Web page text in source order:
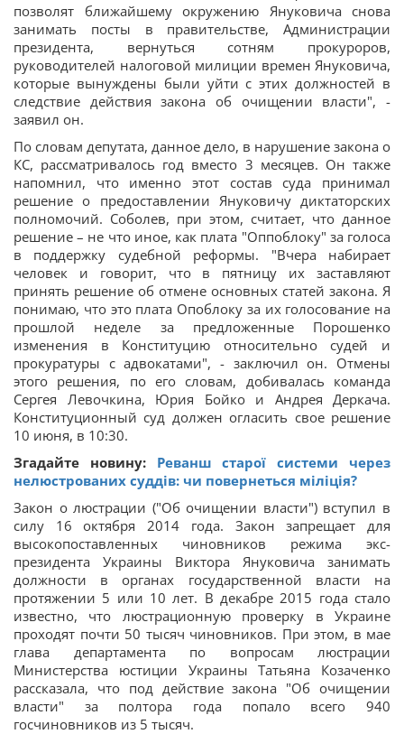
позволят ближайшему окружению Януковича снова
занимать посты в правительстве, Администрации
президента, вернуться сотням прокуроров,
руководителей налоговой милиции времен Януковича,
которые вынуждены были уйти с этих должностей в
следствие действия закона об очищении власти", -
заявил он.
По словам депутата, данное дело, в нарушение закона о
КС, рассматривалось год вместо 3 месяцев. Он также
напомнил, что именно этот состав суда принимал
решение о предоставлении Януковичу диктаторских
полномочий. Соболев, при этом, считает, что данное
решение – не что иное, как плата "Оппоблоку" за голоса
в поддержку судебной реформы. "Вчера набирает
человек и говорит, что в пятницу их заставляют
принять решение об отмене основных статей закона. Я
понимаю, что это плата Опоблоку за их голосование на
прошлой неделе за предложенные Порошенко
изменения в Конституцию относительно судей и
прокуратуры с адвокатами", - заключил он. Отмены
этого решения, по его словам, добивалась команда
Сергея Левочкина, Юрия Бойко и Андрея Деркача.
Конституционный суд должен огласить свое решение
10 июня, в 10:30.
Згадайте новину: Реванш старої системи через
нелюстрованих суддів: чи повернеться міліція?
Закон о люстрации ("Об очищении власти") вступил в
силу 16 октября 2014 года. Закон запрещает для
высокопоставленных чиновников режима экс-
президента Украины Виктора Януковича занимать
должности в органах государственной власти на
протяжении 5 или 10 лет. В декабре 2015 года стало
известно, что люстрационную проверку в Украине
проходят почти 50 тысяч чиновников. При этом, в мае
глава департамента по вопросам люстрации
Министерства юстиции Украины Татьяна Козаченко
рассказала, что под действие закона "Об очищении
власти" за полтора года попало всего 940
госчиновников из 5 тысяч.